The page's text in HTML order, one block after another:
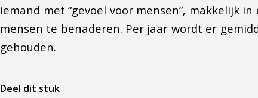
iemand met “gevoel voor mensen”, makkelijk
mensen te benaderen. Per jaar wordt er
gehouden.
Deel dit stuk